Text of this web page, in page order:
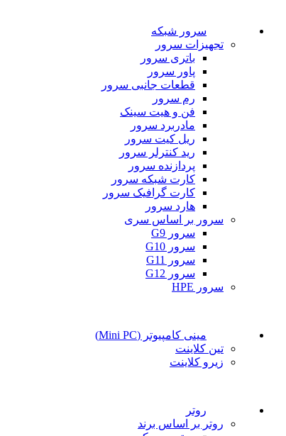
سرور شبکه
تجهیزات سرور
باتری سرور
پاور سرور
قطعات جانبی سرور
رم سرور
فن و هیت سینک
مادربرد سرور
ریل کیت سرور
رید کنترلر سرور
پردازنده سرور
کارت شبکه سرور
کارت گرافیک سرور
هارد سرور
سرور بر اساس سری
سرور G9
سرور G10
سرور G11
سرور G12
سرور HPE
مینی کامپیوتر (Mini PC)
تین کلاینت
زیرو کلاینت
روتر
روتر بر اساس برند